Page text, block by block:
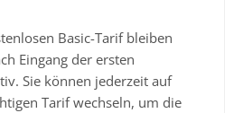
Basic-Tarif bleiben
Eingang der ersten
Sie können jederzeit auf
Tarif wechseln, um die